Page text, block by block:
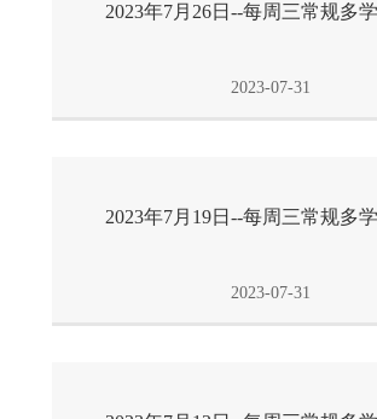
2023年7月26日--每周三常规多
2023-07-31
2023年7月19日--每周三常规多
2023-07-31